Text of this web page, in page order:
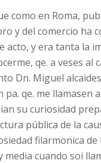
como en Roma,
y del comercio ha
acto, y era tanta la
qe. a veses al
Dn. Miguel
pa. qe. me llamasen
su curiosidad
pública de la
filarmonica de
media cuando soi